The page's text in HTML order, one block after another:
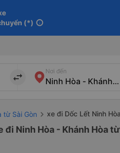
(*) info
import_export
Nơi đến
từ Sài Gòn xe đi Dốc Lết Ninh
đi Ninh Hòa - Khánh Hòa